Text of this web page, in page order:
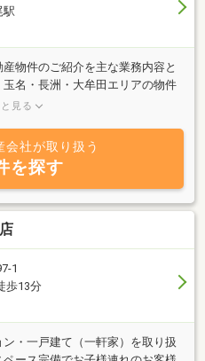
駅
物件のご紹介を主な業務内容と
名・長洲・大牟田エリアの物件
ご要望に併せたスピーディな対
」にお気軽にご相談ください♪
見る
会社が取り扱う
を探す
1
歩13分
・一戸建て（一軒家）を取り扱